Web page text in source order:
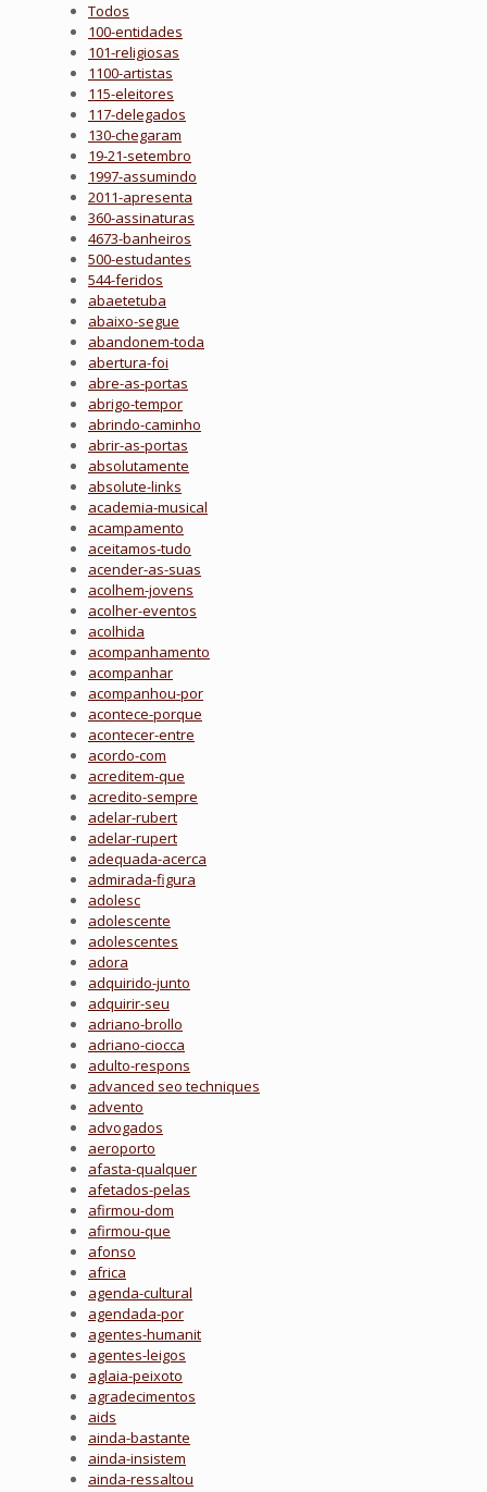
Todos
100-entidades
101-religiosas
1100-artistas
115-eleitores
117-delegados
130-chegaram
19-21-setembro
1997-assumindo
2011-apresenta
360-assinaturas
4673-banheiros
500-estudantes
544-feridos
abaetetuba
abaixo-segue
abandonem-toda
abertura-foi
abre-as-portas
abrigo-tempor
abrindo-caminho
abrir-as-portas
absolutamente
absolute-links
academia-musical
acampamento
aceitamos-tudo
acender-as-suas
acolhem-jovens
acolher-eventos
acolhida
acompanhamento
acompanhar
acompanhou-por
acontece-porque
acontecer-entre
acordo-com
acreditem-que
acredito-sempre
adelar-rubert
adelar-rupert
adequada-acerca
admirada-figura
adolesc
adolescente
adolescentes
adora
adquirido-junto
adquirir-seu
adriano-brollo
adriano-ciocca
adulto-respons
advanced seo techniques
advento
advogados
aeroporto
afasta-qualquer
afetados-pelas
afirmou-dom
afirmou-que
afonso
africa
agenda-cultural
agendada-por
agentes-humanit
agentes-leigos
aglaia-peixoto
agradecimentos
aids
ainda-bastante
ainda-insistem
ainda-ressaltou